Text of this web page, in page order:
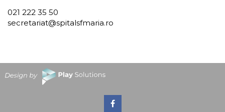
021 222 35 50
secretariat@spitalsfmaria.ro